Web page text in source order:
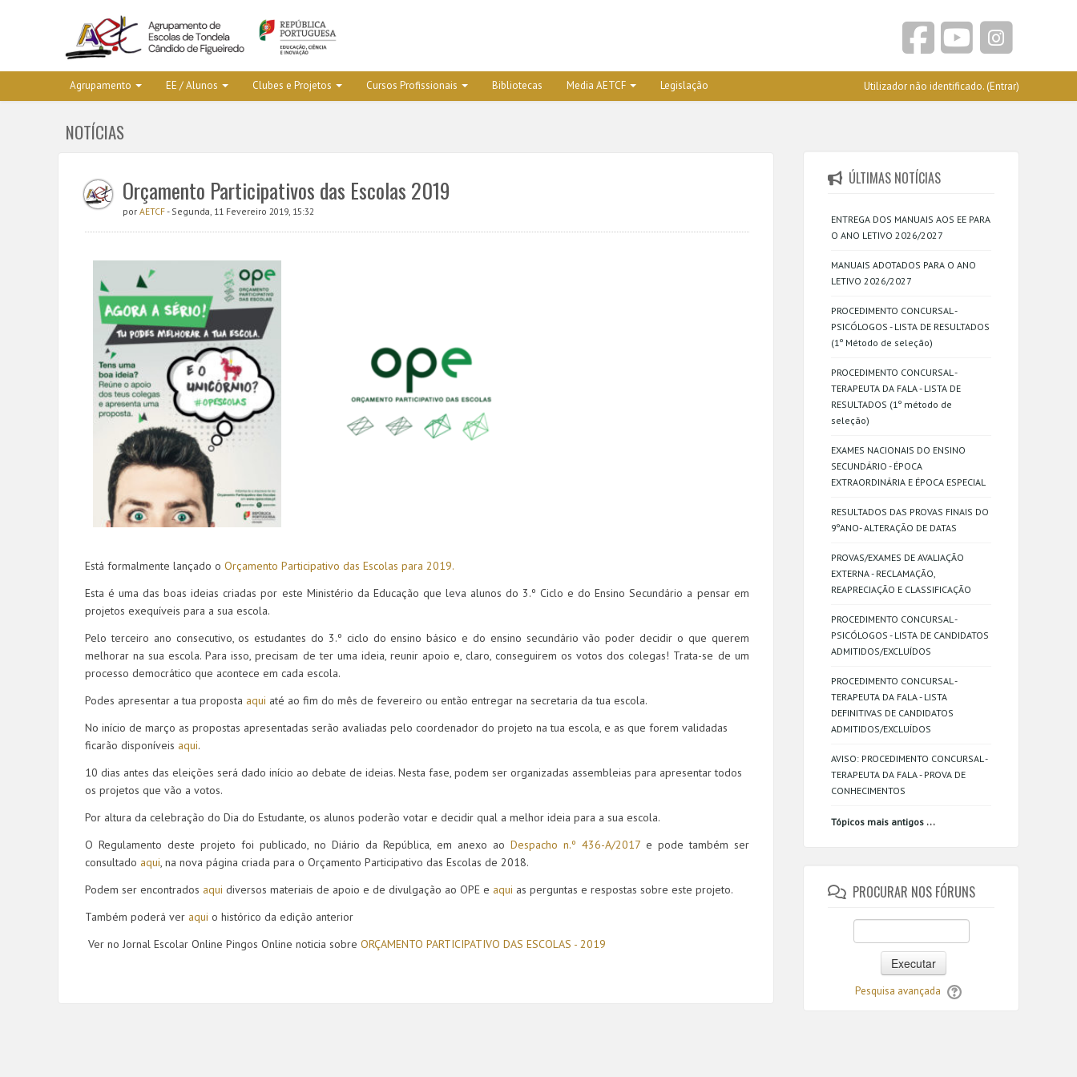
Agrupamento EE / Alunos Clubes e Projetos Cursos Profissionais Bibliotecas Media AETCF Legislação Utilizador não identificado. (Entrar)
NOTÍCIAS
Orçamento Participativos das Escolas 2019
por AETCF- Segunda, 11 Fevereiro 2019, 15:32
Está formalmente lançado o Orçamento Participativo das Escolas para 2019.
Esta é uma das boas ideias criadas por este Ministério da Educação que leva alunos do 3.º Ciclo e do Ensino Secundário a pensar em
projetos exequíveis para a sua escola.
Pelo terceiro ano consecutivo, os estudantes do 3.º ciclo do ensino básico e do ensino secundário vão poder decidir o que querem
melhorar na sua escola. Para isso, precisam de ter uma ideia, reunir apoio e, claro, conseguirem os votos dos colegas! Trata-se de um
processo democrático que acontece em cada escola.
Podes apresentar a tua proposta aqui até ao fim do mês de fevereiro ou então entregar na secretaria da tua escola.
No início de março as propostas apresentadas serão avaliadas pelo coordenador do projeto na tua escola, e as que forem validadas
ficarão disponíveis aqui.
10 dias antes das eleições será dado início ao debate de ideias. Nesta fase, podem ser organizadas assembleias para apresentar todos
os projetos que vão a votos.
Por altura da celebração do Dia do Estudante, os alunos poderão votar e decidir qual a melhor ideia para a sua escola.
O Regulamento deste projeto foi publicado, no Diário da República, em anexo ao Despacho n.º 436-A/2017e pode também ser
consultado aqui , na nova página criada para o Orçamento Participativo das Escolas de 2018.
Podem ser encontrados aqui diversos materiais de apoio e de divulgação ao OPE e aqui as perguntas e respostas sobre este projeto.
Também poderá ver aqui o histórico da edição anterior
Ver no Jornal Escolar Online Pingos Online noticia sobre ORÇAMENTO PARTICIPATIVO DAS ESCOLAS - 2019
ÚLTIMAS NOTÍCIAS
ENTREGA DOS MANUAIS AOS EE PARA
O ANO LETIVO 2026/2027
MANUAIS ADOTADOS PARA O ANO
LETIVO 2026/2027
PROCEDIMENTO CONCURSAL -
PSICÓLOGOS - LISTA DE RESULTADOS
(1º Método de seleção)
PROCEDIMENTO CONCURSAL -
TERAPEUTA DA FALA - LISTA DE
RESULTADOS (1º método de
seleção)
EXAMES NACIONAIS DO ENSINO
SECUNDÁRIO - ÉPOCA
EXTRAORDINÁRIA E ÉPOCA ESPECIAL
RESULTADOS DAS PROVAS FINAIS DO
9ºANO- ALTERAÇÃO DE DATAS
PROVAS/EXAMES DE AVALIAÇÃO
EXTERNA - RECLAMAÇÃO,
REAPRECIAÇÃO E CLASSIFICAÇÃO
PROCEDIMENTO CONCURSAL -
PSICÓLOGOS - LISTA DE CANDIDATOS
ADMITIDOS/EXCLUÍDOS
PROCEDIMENTO CONCURSAL -
TERAPEUTA DA FALA - LISTA
DEFINITIVAS DE CANDIDATOS
ADMITIDOS/EXCLUÍDOS
AVISO: PROCEDIMENTO CONCURSAL -
TERAPEUTA DA FALA - PROVA DE
CONHECIMENTOS
Tópicos mais antigos ...
PROCURAR NOS FÓRUNS
Executar
Pesquisa avançada